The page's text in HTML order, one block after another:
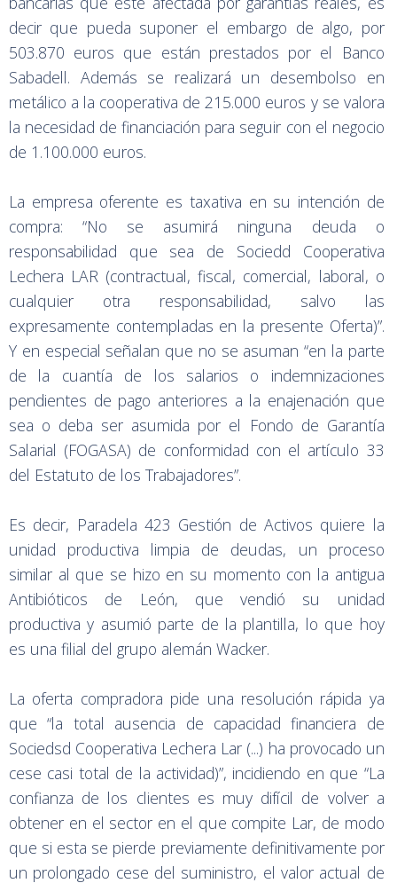
decir que pueda suponer el embargo de algo, por
503.870 euros que están prestados por el Banco
Sabadell. Además se realizará un desembolso en
metálico a la cooperativa de 215.000 euros y se valora
la necesidad de financiación para seguir con el negocio
de 1.100.000 euros.
La empresa oferente es taxativa en su intención de
compra: “No se asumirá ninguna deuda o
responsabilidad que sea de Sociedd Cooperativa
Lechera LAR (contractual, fiscal, comercial, laboral, o
cualquier otra responsabilidad, salvo las
expresamente contempladas en la presente Oferta)”.
Y en especial señalan que no se asuman “en la parte
de la cuantía de los salarios o indemnizaciones
pendientes de pago anteriores a la enajenación que
sea o deba ser asumida por el Fondo de Garantía
Salarial (FOGASA) de conformidad con el artículo 33
del Estatuto de los Trabajadores”.
Es decir, Paradela 423 Gestión de Activos quiere la
unidad productiva limpia de deudas, un proceso
similar al que se hizo en su momento con la antigua
Antibióticos de León, que vendió su unidad
productiva y asumió parte de la plantilla, lo que hoy
es una filial del grupo alemán Wacker.
La oferta compradora pide una resolución rápida ya
que “la total ausencia de capacidad financiera de
Sociedsd Cooperativa Lechera Lar (...) ha provocado un
cese casi total de la actividad)”, incidiendo en que “La
confianza de los clientes es muy difícil de volver a
obtener en el sector en el que compite Lar, de modo
que si esta se pierde previamente definitivamente por
un prolongado cese del suministro, el valor actual de